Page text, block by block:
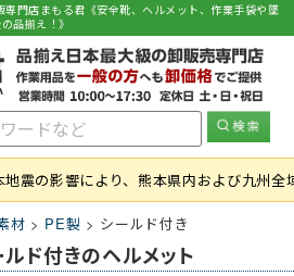
門店まもる君《安全靴、ヘルメット、作業手袋や墜
品揃え！》
地震の影響により、熊本県内および九州
材 PE製 シールド付き
ド付きのヘルメット